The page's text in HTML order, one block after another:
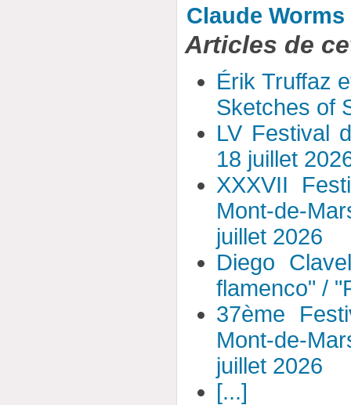
Claude Worms
Articles de
Érik Truffaz
Sketches of
LV Festival
18 juillet
XXXVII
Mont-de-
juillet 2026
Diego
flamenco" /
37ème
Mont-de-
juillet 2026
[...]